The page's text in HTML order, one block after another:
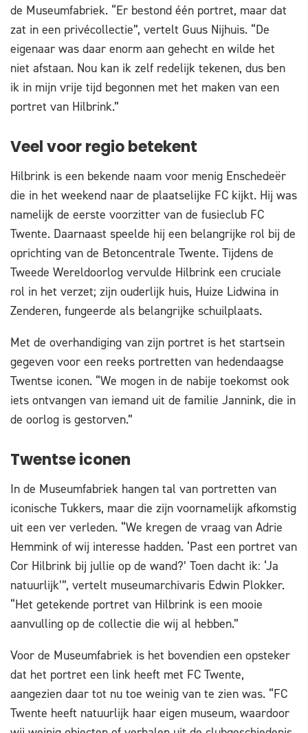
de Museumfabriek. “Er bestond één portret, maar dat
zat in een privécollectie”, vertelt Guus Nijhuis. “De
eigenaar was daar enorm aan gehecht en wilde het
niet afstaan. Nou kan ik zelf redelijk tekenen, dus ben
ik in mijn vrije tijd begonnen met het maken van een
portret van Hilbrink.”
Veel voor regio betekent
Hilbrink is een bekende naam voor menig Enschedeër
die in het weekend naar de plaatselijke FC kijkt. Hij was
namelijk de eerste voorzitter van de fusieclub FC
Twente. Daarnaast speelde hij een belangrijke rol bij de
oprichting van de Betoncentrale Twente. Tijdens de
Tweede Wereldoorlog vervulde Hilbrink een cruciale
rol in het verzet; zijn ouderlijk huis, Huize Lidwina in
Zenderen, fungeerde als belangrijke schuilplaats.
Met de overhandiging van zijn portret is het startsein
gegeven voor een reeks portretten van hedendaagse
Twentse iconen. “We mogen in de nabije toekomst ook
iets ontvangen van iemand uit de familie Jannink, die in
de oorlog is gestorven.”
Twentse iconen
In de Museumfabriek hangen tal van portretten van
iconische Tukkers, maar die zijn voornamelijk afkomstig
uit een ver verleden. “We kregen de vraag van Adrie
Hemmink of wij interesse hadden. ‘Past een portret van
Cor Hilbrink bij jullie op de wand?’ Toen dacht ik: ‘Ja
natuurlijk’”, vertelt museumarchivaris Edwin Plokker.
“Het getekende portret van Hilbrink is een mooie
aanvulling op de collectie die wij al hebben.”
Voor de Museumfabriek is het bovendien een opsteker
dat het portret een link heeft met FC Twente,
aangezien daar tot nu toe weinig van te zien was. “FC
Twente heeft natuurlijk haar eigen museum, waardoor